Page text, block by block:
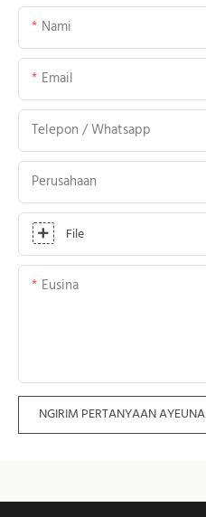
Nami
Email
Telepon / Whatsapp
Perusahaan
File
Eusina
NGIRIM PERTANYAAN AYEUNA